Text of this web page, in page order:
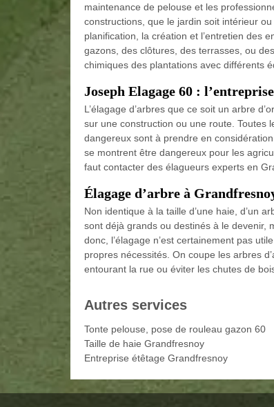
maintenance de pelouse et les
constructions, que le jardin soit intérieur
planification, la création et l’entretien des
gazons, des clôtures, des terrasses, ou
chimiques des plantations avec différents
Joseph Elagage 60 :
L’élagage d’arbres que ce soit un arbre
sur une construction ou une route. Toutes
dangereux sont à prendre en
se montrent être dangereux pour les
faut contacter des élagueurs experts en
Élagage d’arbre à
Non identique à la taille d’une haie, d’un
sont déjà grands ou destinés à le devenir,
donc, l’élagage n’est certainement pas
propres nécessités. On coupe les arbres
entourant la rue ou éviter les chutes de
Autres services
Tonte pelouse, pose de rouleau gazon 60
Taille de haie Grandfresnoy
Entreprise étêtage Grandfresnoy